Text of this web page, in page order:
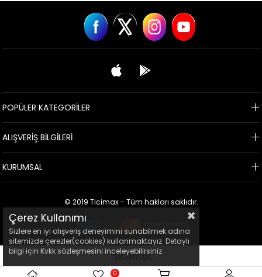
POPÜLER KATEGORİLER
ALIŞVERİŞ BİLGİLERİ
KURUMSAL
© 2019 Ticimax - Tüm hakları saklıdır.
Çerez Kullanımı
Sizlere en iyi alışveriş deneyimini sunabilmek adına
sitemizde çerezler(cookies) kullanmaktayız. Detaylı
bilgi için Kvkk sözleşmesini inceleyebilirsiniz.
0